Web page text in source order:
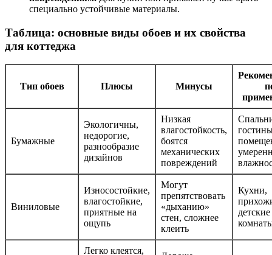
специально устойчивые материалы.
Таблица: основные виды обоев и их свойства
для коттеджа
Тип обоев Плюсы Минусы
Бумажные
Экологичны,
недорогие,
разнообразие
дизайнов
Низкая
влагостойкость,
боятся
механических
повреждений
Виниловые
Износостойкие,
влагостойкие,
приятные на
ощупь
Могут
препятствовать
«дыханию»
стен, сложнее
клеить
Кухни,
детские
Легко клеятся,